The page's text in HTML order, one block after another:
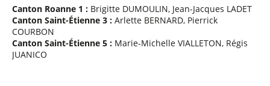
Canton Roanne 1 : Brigitte DUMOULIN, Jean-Jacques LADET
Canton Saint-Étienne 3 : Arlette BERNARD, Pierrick
COURBON
Canton Saint-Étienne 5 : Marie-Michelle VIALLETON, Régis
JUANICO